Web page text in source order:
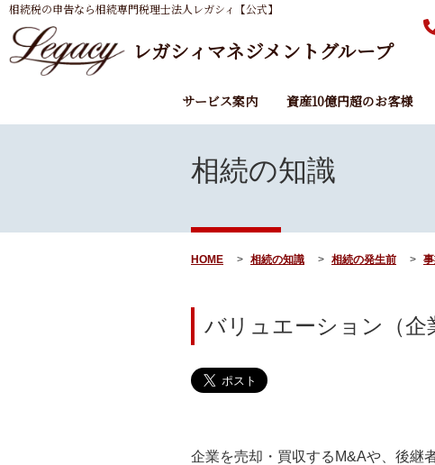
相続税の申告なら相続専門税理士法人レガシィ【公式】
レガシィマネジメントグループ
サービス案内 資産10億円超のお客様
相続の知識
HOME 相続の知識 相続の発生前
バリュエーション（企
企業を売却・買収するM&Aや、後継